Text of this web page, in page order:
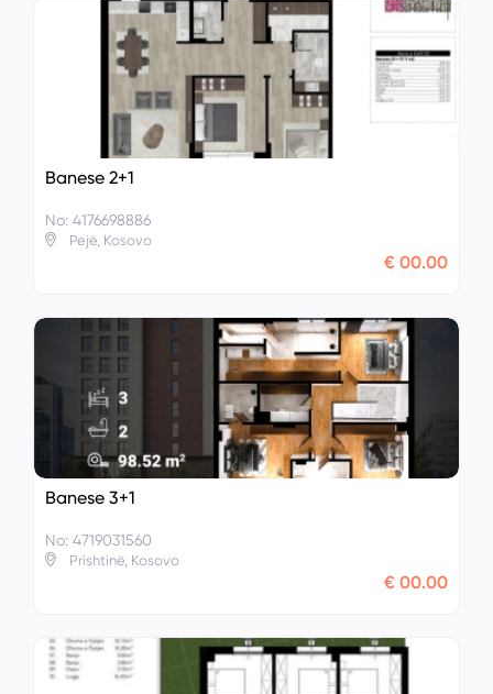
Banese 2+1
No: 4176698886
Pejë, Kosovo
€ 00.00
Banese 3+1
No: 4719031560
Prishtinë, Kosovo
€ 00.00